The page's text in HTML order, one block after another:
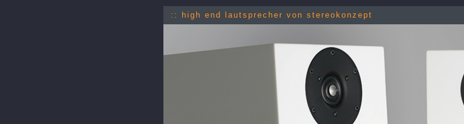
:: high end lautsprecher von stereokonzept